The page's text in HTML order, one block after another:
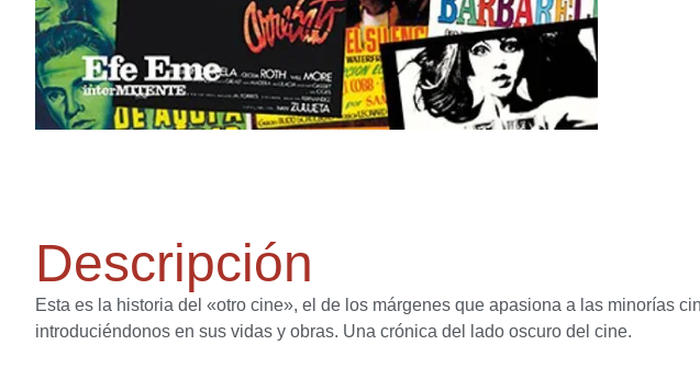
Descripción
Esta es la historia del «otro cine», el de los márgenes que apasiona a las minorías
introduciéndonos en sus vidas y obras. Una crónica del lado oscuro del cine.